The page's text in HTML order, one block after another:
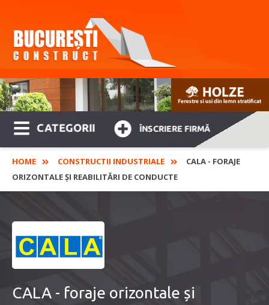
CATEGORII ÎNSCRIERE FIRMĂ
HOME CONSTRUCTII INDUSTRIALE
CALA - FORAJE
ORIZONTALE ȘI REABILITĂRI DE CONDUCTE
CALA - foraje orizontale și